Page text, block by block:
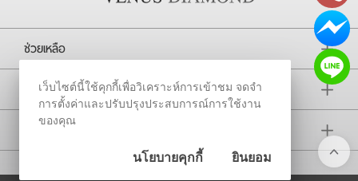
ช่วยเหลือ
การติดตาม
บริษัท
เว็บไซต์นี้ใช้คุกกี้เพื่อวิเคราะห์การเข้าชม จดจำ
การตั้งค่าและปรับปรุงประสบการณ์การใช้งาน
ของคุณ
นโยบายคุกกี้ ยินยอม